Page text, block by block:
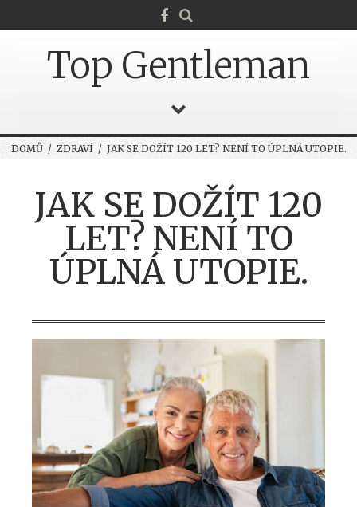
Top Gentleman
DOMŮ/ ZDRAVÍ/ JAK SE DOŽÍT 120 LET? NENÍ TO ÚPLNÁ UTOPIE.
JAK SE DOŽÍT 120
LET? NENÍ TO
ÚPLNÁ UTOPIE.